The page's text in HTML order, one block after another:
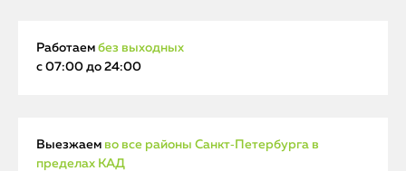
Работаем без выходных
с 07:00 до 24:00
Выезжаем во все районы Санкт‑Петербурга в
пределах КАД